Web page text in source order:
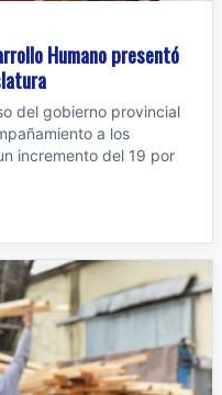
Humano presentó
del gobierno provincial
a los
incremento del 19 por